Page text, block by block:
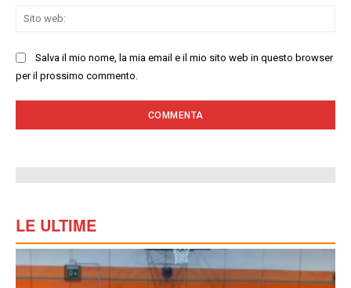
Salva il mio nome, la mia email e il mio sito web in questo browser
per il prossimo commento.
LE ULTIME